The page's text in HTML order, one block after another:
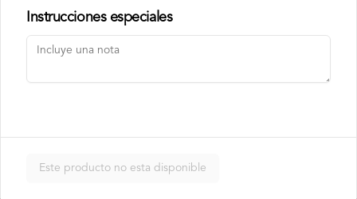
Nori Champ Roll
$7.900
Instrucciones especiales
Este producto no esta disponible